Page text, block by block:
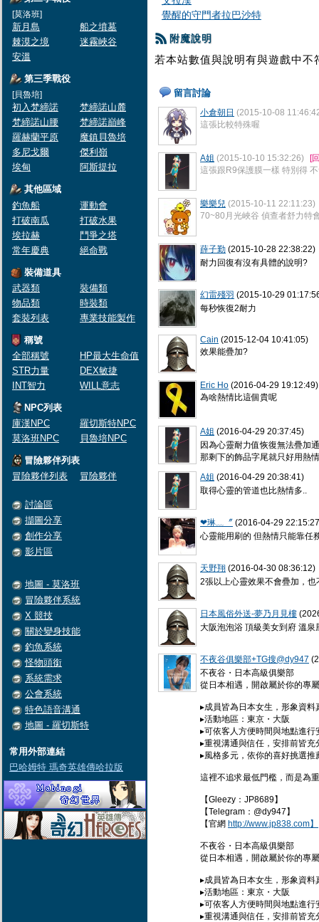
[莫洛班]
新月島
船之墳墓
棘漠之境
迷霧峽谷
安溫
第三季戰役
[貝魯培]
初入梵締諾
梵締諾山麓
梵締諾山腰
梵締諾巔峰
羅赫蘭平原
魔鎮貝魯培
多尼戈爾
傑利嶺
埃甸
阿斯提拉
其他區域
釣魚船
運動會
打破南瓜
打破水果
埃拉赫
鬥爭之塔
常年慶典
絕命戰
裝備道具
武器類
裝備類
物品類
時裝類
套裝列表
專業技能製作
稱號
全部稱號
HP最大生命值
STR力量
DEX敏捷
INT智力
WILL意志
NPC列表
庫漢NPC
羅切斯特NPC
莫洛班NPC
貝魯培NPC
冒險夥伴列表
冒險夥伴列表
冒險夥伴
討論區
擷圖分享
創作分享
影片區
地圖 - 莫洛班
冒險夥伴系統
X 競技
關於變身技能
釣魚系統
怪物頭銜
系統需求
公會系統
特色語音溝通
地圖 - 羅切斯特
常用外部連結
巴哈姆特 瑪奇英雄傳哈拉版
覺醒的守門者拉巴沙特
附魔說明
若本站數值與說明有與遊戲中
留言討論
小倉朝日 (2015-10-08
這張比較特殊喔
A姐 (2015-10-10 15:32:26)
[
這張跟R9保護膜一樣 特別得
樂樂兒 (2015-10-11 22:11:23)
70~80月光峽谷 偵查者舒力特
薛子勤 (2015-10-28 22:38:22)
耐力回復有沒有具體的說明?
幻雷殘羽 (2015-10-29
每秒恢復2耐力
Cain (2015-12-04 10:41:05)
效果能疊加?
Eric Ho (2016-04-29 19:12:49)
為啥熱情比這個貴呢
A姐 (2016-04-29 20:37:45)
因為心靈耐力值恢復無法疊加
那剩下的飾品字尾就只好用熱
A姐 (2016-04-29 20:38:41)
取得心靈的管道也比熱情多..
❤琳﹏〞 (2016-04-29
心靈能用刷的 但熱情只能靠任
天野翔 (2016-04-30 08:36:12)
2張以上心靈效果不會疊加，也
日本風俗外送-夢乃月見樓
大阪泡泡浴 頂級美女到府 溫
不夜谷俱樂部+TG搜@dy947
不夜谷・日本高級俱樂部
從日本相遇，開啟屬於你的專
▸成員皆為日本女生，形象資
▸活動地區：東京・大阪
▸可依客人方便時間與地點進行
▸重視溝通與信任，安排前皆充
▸風格多元，依你的喜好挑選推
這裡不追求最低門檻，而是為
【Gleezy：JP8689】
【Telegram：@dy947】
【官網 http://www.jp838.com】
不夜谷・日本高級俱樂部
從日本相遇，開啟屬於你的專
▸成員皆為日本女生，形象資
▸活動地區：東京・大阪
▸可依客人方便時間與地點進行
▸重視溝通與信任，安排前皆充